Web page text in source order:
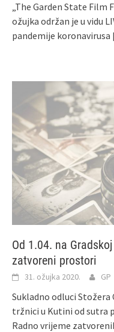
„The Garden State Film
ožujka održan je u vidu
pandemije koronavirusa
Od 1.04. na
zatvoreni prostori
31. ožujka 2020. GP
Sukladno odluci Stožera
tržnici u Kutini od sutra
Radno vrijeme